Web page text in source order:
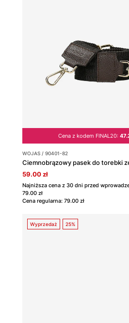
Cena z kodem FINAL20:
WOJAS / 90401-82
59.00 zł
Najniższa cena z 30 dni przed
79.00 zł
Cena regularna: 79.00 zł
Wyprzedaż 25%